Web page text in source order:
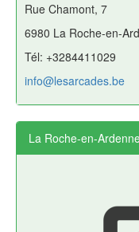
Rue Chamont, 7
6980 La Roche-en-
Tél: +3284411029
info@lesarcades.be
La Roche-en-